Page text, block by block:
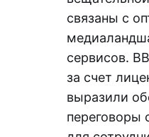
связаны с
сервисов.
за счет
выразили
переговоры